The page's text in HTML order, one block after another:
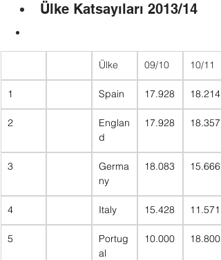
Ülke Katsayıları 2013/14
Ülke 09/10 10/11
1 Spain 17.928 18.214
2
Englan
d
17.928 18.357
3
Germa
ny
18.083 15.666
4 Italy 15.428 11.571
5
Portug
al
10.000 18.800